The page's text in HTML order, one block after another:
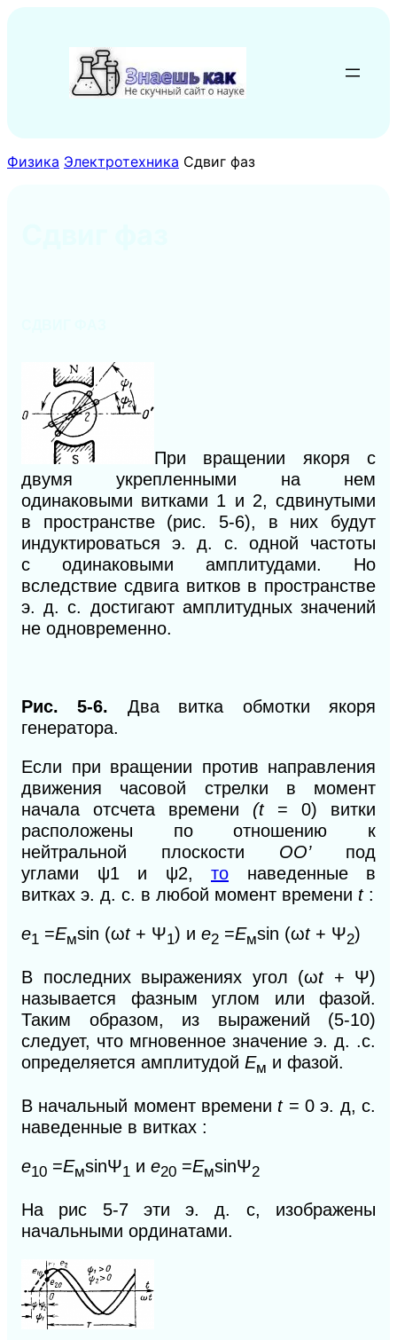
содержимому
Физика Электротехника Сдвиг фаз
При вращении якоря с
двумяукрепленными на нем
одинаковыми витками 1 и 2, сдвинутыми
в пространстве (рис. 5-6), в них будут
индуктироваться э. д. с. одной частоты
с одинаковыми амплитудами. Но
вследствие сдвига витков в пространстве
э. д. c. достигают амплитудных значений
не одновременно.
Рис. 5-6. Два витка обмотки якоря
генератора.
Если при вращении против направления
движения часовой стрелки в момент
начала отсчета времени (t =
0) витки
расположены по отношению к
нейтральной плоскости ОО’ под
углами ψ1 и ψ2, то наведенные в
витках э. д. с. в любой момент времени t:
е1 =Емsin (ωt+ Ψ1) и е2 =Емsin (ωt+ Ψ2)
В последних выражениях угол (ωt+ Ψ)
называется фазным углом или фазой.
Таким образом, из выражений (5-10)
следует, что мгновенное значение э. д. .с.
определяется амплитудой Ем и фазой.
В начальный момент времени t = 0э. д, с.
наведенные в витках :
е10 =ЕмsinΨ1 и е20 =ЕмsinΨ2
На рис 5-7 эти э. д. с, изображены
начальными ординатами.